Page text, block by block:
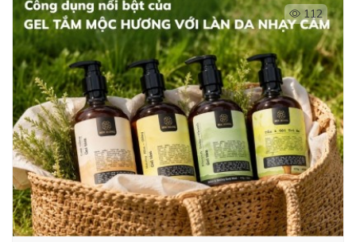
112